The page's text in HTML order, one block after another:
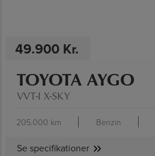
49.900 Kr.
TOYOTA AYGO
VVT-I X-SKY
205.000 km Benzin
Se specifikationer